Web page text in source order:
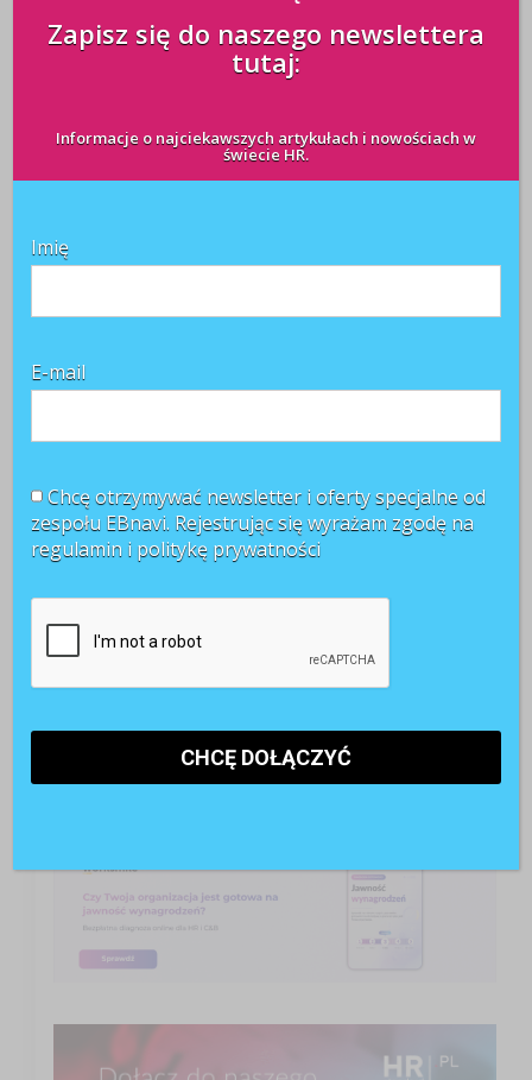
14 marca 2011
przejść w swym zawodowym życiu. Rozumienie tego
pojęcia jest zawsze bardzo subiektywne co oczywiście
nie jest błędem, gdyż każdy ma prawo do innego
spojrzenia na karierę ponieważ każdy chciałby co
innego w swym ...
CZYTAJ WIĘCEJ +
Zapisz się do naszego newslettera
tutaj:
Informacje o najciekawszych artykułach i nowościach w
świecie HR.
Imię
E-mail
Chcę otrzymywać newsletter i oferty specjalne od
zespołu EBnavi. Rejestrując się wyrażam zgodę na
regulamin i politykę prywatności